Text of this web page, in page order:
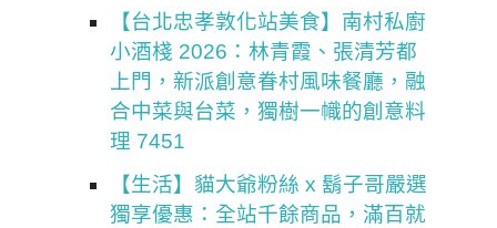
【台北忠孝敦化站美食】南村私廚
小酒棧 2026：林青霞、張清芳都
上門，新派創意眷村風味餐廳，融
合中菜與台菜，獨樹一幟的創意料
理 7451
【生活】貓大爺粉絲 x 鬍子哥嚴選
獨享優惠：全站千餘商品，滿百就